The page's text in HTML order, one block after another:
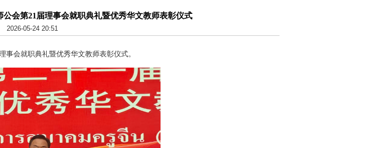
会第21届理事会就职典礼暨优秀华文教师表彰仪式
2026-05-24 20:51
事会就职典礼暨优秀华文教师表彰仪式。